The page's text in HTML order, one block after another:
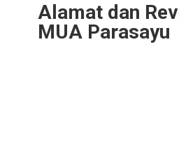
Alamat dan
MUA Parasayu